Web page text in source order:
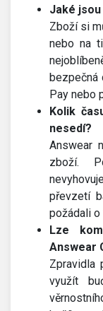
Jaké
Zboží si
nebo na
bezpečná
Pay nebo
Kolik
nesedí?
Answear
zboží.
převzetí
požádali o
Lze
Answear
Zpravidla
využít